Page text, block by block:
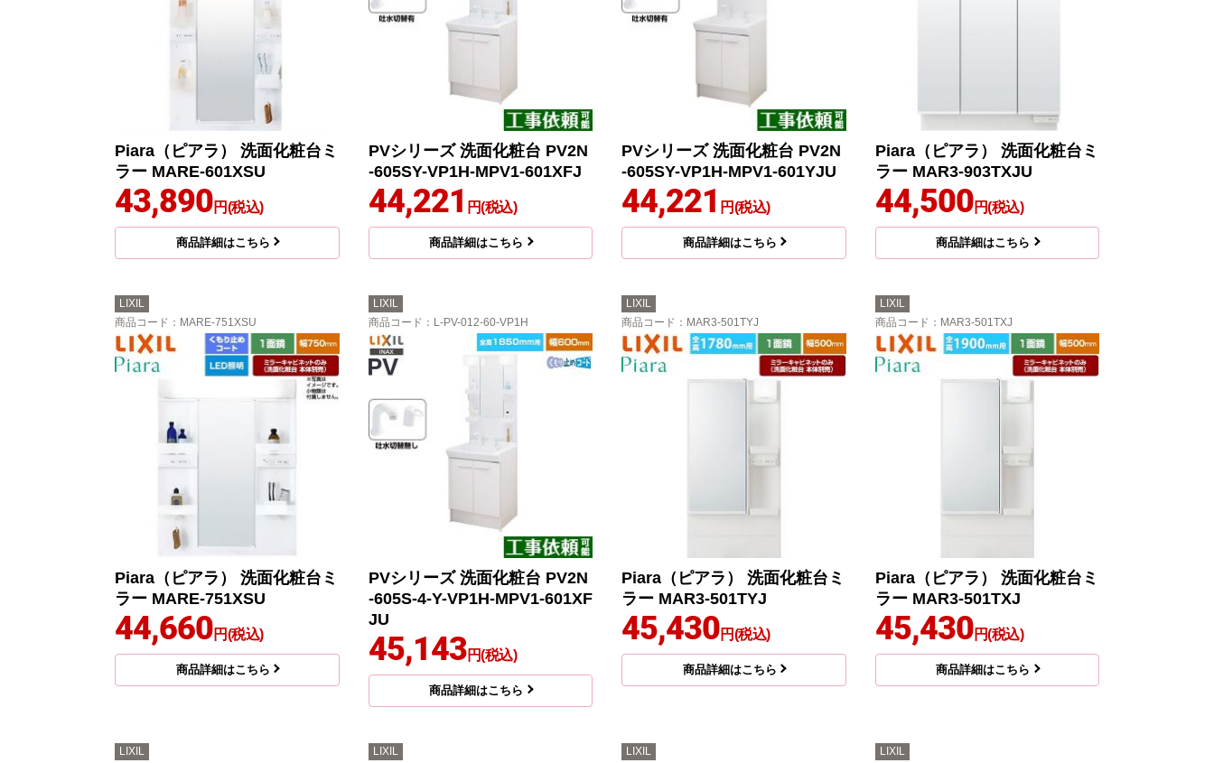
Piara（ピアラ） 洗面化粧台ミ
ラー MARE-601XSU
43,890円(税込)
商品詳細はこちら
PVシリーズ 洗面化粧台 PV2N
-605SY-VP1H-MPV1-601XFJ
44,221 円(税込)
商品詳細はこちら
PVシリーズ 洗面化粧台 PV2N
-605SY-VP1H-MPV1-601YJU
44,221 円(税込)
商品詳細はこちら
Piara（ピアラ） 洗面化粧台ミ
ラー MAR3-903TXJU
44,500円(税込)
商品詳細はこちら
LIXIL
商品コード ：MARE-751XSU
Piara（ピアラ） 洗面化粧台ミ
ラー MARE-751XSU
44,660円(税込)
商品詳細はこちら
LIXIL
商品コード ：L-PV-012-60-VP1H
PVシリーズ 洗面化粧台 PV2N
-605S-4-Y-VP1H-MPV1-601XF
JU
45,143円(税込)
商品詳細はこちら
LIXIL
商品コード ：MAR3-501TYJ
Piara（ピアラ） 洗面化粧台ミ
ラー MAR3-501TYJ
45,430円(税込)
商品詳細はこちら
LIXIL
商品コード ：MAR3-501TXJ
Piara（ピアラ） 洗面化粧台ミ
ラー MAR3-501TXJ
45,430円(税込)
商品詳細はこちら
LIXIL
LIXIL
LIXIL
LIXIL